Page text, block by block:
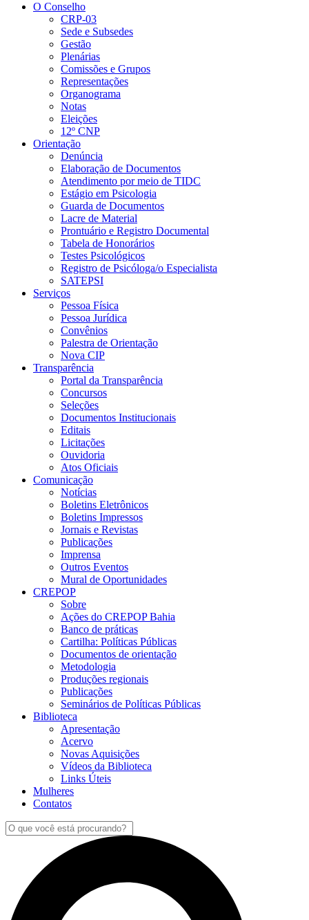
O Conselho
CRP-03
Sede e Subsedes
Gestão
Plenárias
Comissões e Grupos
Representações
Organograma
Notas
Eleições
12º CNP
Orientação
Denúncia
Elaboração de Documentos
Atendimento por meio de TIDC
Estágio em Psicologia
Guarda de Documentos
Lacre de Material
Prontuário e Registro Documental
Tabela de Honorários
Testes Psicológicos
Registro de Psicóloga/o Especialista
SATEPSI
Serviços
Pessoa Física
Pessoa Jurídica
Convênios
Palestra de Orientação
Nova CIP
Transparência
Portal da Transparência
Concursos
Seleções
Documentos Institucionais
Editais
Licitações
Ouvidoria
Atos Oficiais
Comunicação
Notícias
Boletins Eletrônicos
Boletins Impressos
Jornais e Revistas
Publicações
Imprensa
Outros Eventos
Mural de Oportunidades
CREPOP
Sobre
Ações do CREPOP Bahia
Banco de práticas
Cartilha: Políticas Públicas
Documentos de orientação
Metodologia
Produções regionais
Publicações
Seminários de Políticas Públicas
Biblioteca
Apresentação
Acervo
Novas Aquisições
Vídeos da Biblioteca
Links Úteis
Mulheres
Contatos